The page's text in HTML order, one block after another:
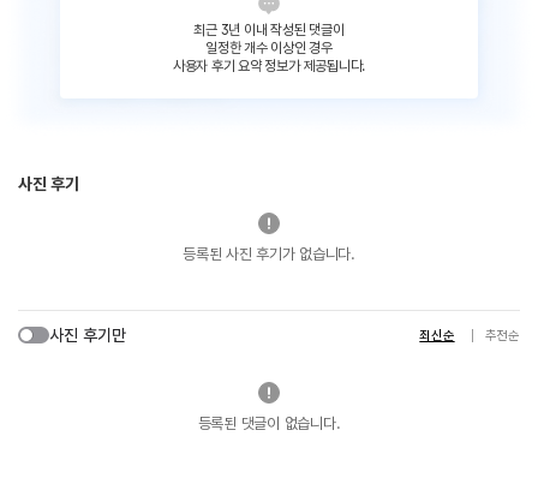
최근 3년 이내 작성된 댓글이
일정한 개수 이상인 경우
사용자 후기 요약 정보가 제공됩니다.
사진 후기
등록된 사진 후기가 없습니다.
사진 후기만 최신순 추천순
등록된 댓글이 없습니다.